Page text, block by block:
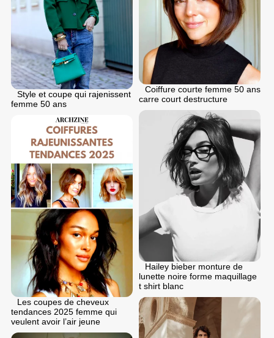
Coiffure courte femme 50 ans
carre court destructure
Style et coupe qui rajenissent
femme 50 ans
Hailey bieber monture de
lunette noire forme maquillage
t shirt blanc
Les coupes de cheveux
tendances 2025 femme qui
veulent avoir l’air jeune